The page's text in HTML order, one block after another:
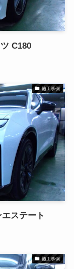
C180
施工事例
ステート
施工事例